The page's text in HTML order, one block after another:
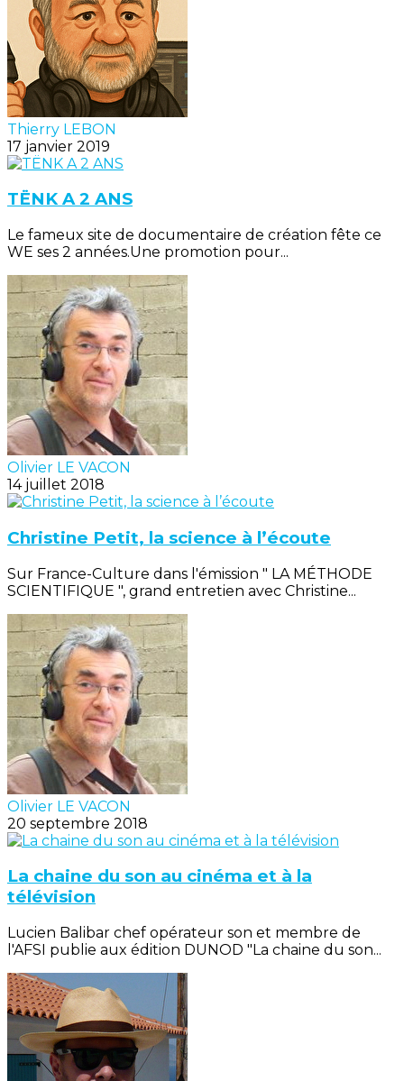
Thierry LEBON
17 janvier 2019
TËNK A 2 ANS
Le fameux site de documentaire de création fête ce
WE ses 2 années.Une promotion pour...
Olivier LE VACON
14 juillet 2018
Christine Petit, la science à l’écoute
Sur France-Culture dans l'émission " LA MÉTHODE
SCIENTIFIQUE ", grand entretien avec Christine...
Olivier LE VACON
20 septembre 2018
La chaine du son au cinéma et à la
télévision
Lucien Balibar chef opérateur son et membre de
l'AFSI publie aux édition DUNOD "La chaine du son...